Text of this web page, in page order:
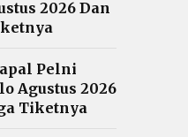
2026 Dan
Pelni
Agustus 2026
Tiketnya